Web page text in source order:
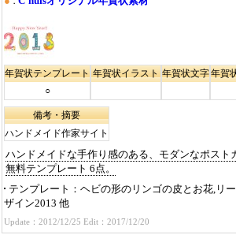
年賀状テンプレート
○
年賀状イラスト 年賀状文字年賀
備考・摘要
ハンドメイド作家サイト
ハンドメイドな手作り感のある、モダンなポスト
無料テンプレート 6点。
テンプレート
ヘビの形のリンゴの皮とお花,リ
ザイン2013 他
Update：2012/12/25 Edit：2017/12/20